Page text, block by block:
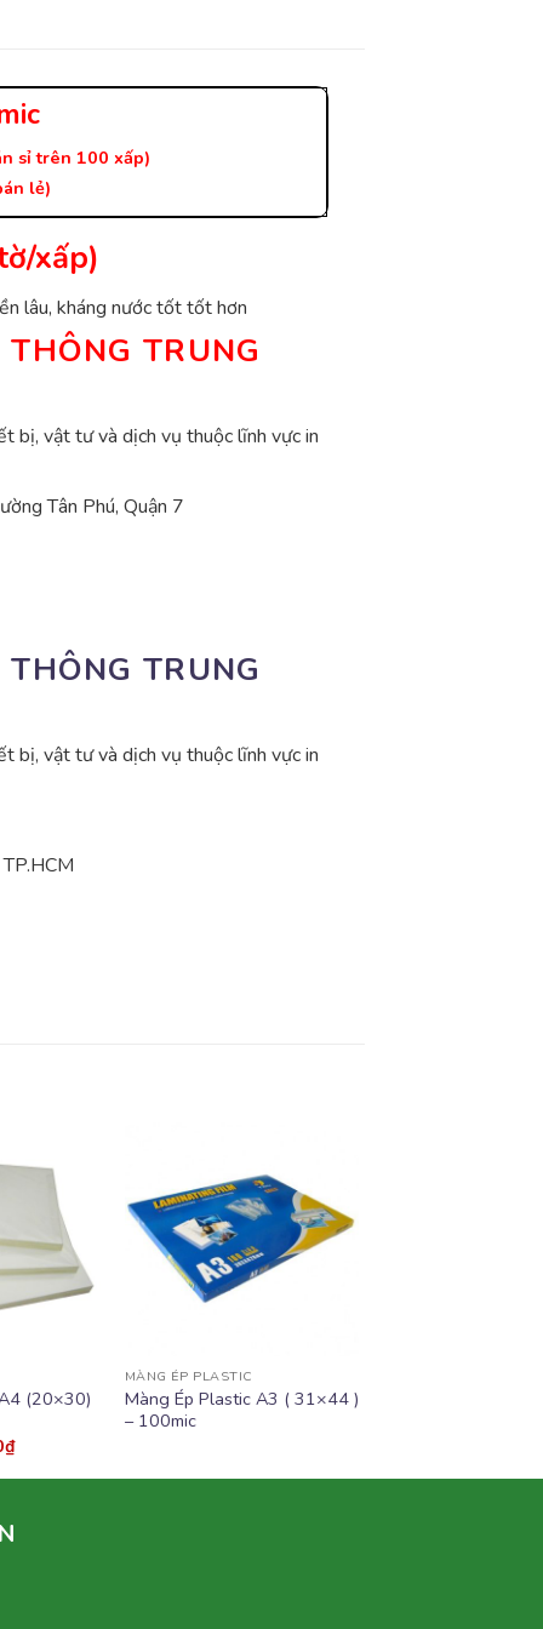
sỉ trên 100 xấp)
lẻ)
xấp)
lâu, kháng nước tốt tốt hơn
TRUNG
bị, vật tư và dịch vụ thuộc lĩnh vực in
Tân Phú, Quận 7
TRUNG
bị, vật tư và dịch vụ thuộc lĩnh vực in
Add to
wishlist
(20×30)
₫
Add to
wishlist
MÀNG ÉP PLASTIC
Màng Ép Plastic A3 ( 31×44 )
– 100mic